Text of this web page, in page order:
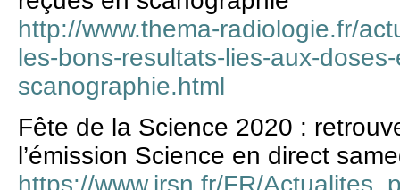
http://www.thema-radiologie.fr/
les-bons-resultats-lies-aux-
scanographie.html
Fête de la Science 2020 :
l’émission Science en direct
https://www.irsn.fr/FR/